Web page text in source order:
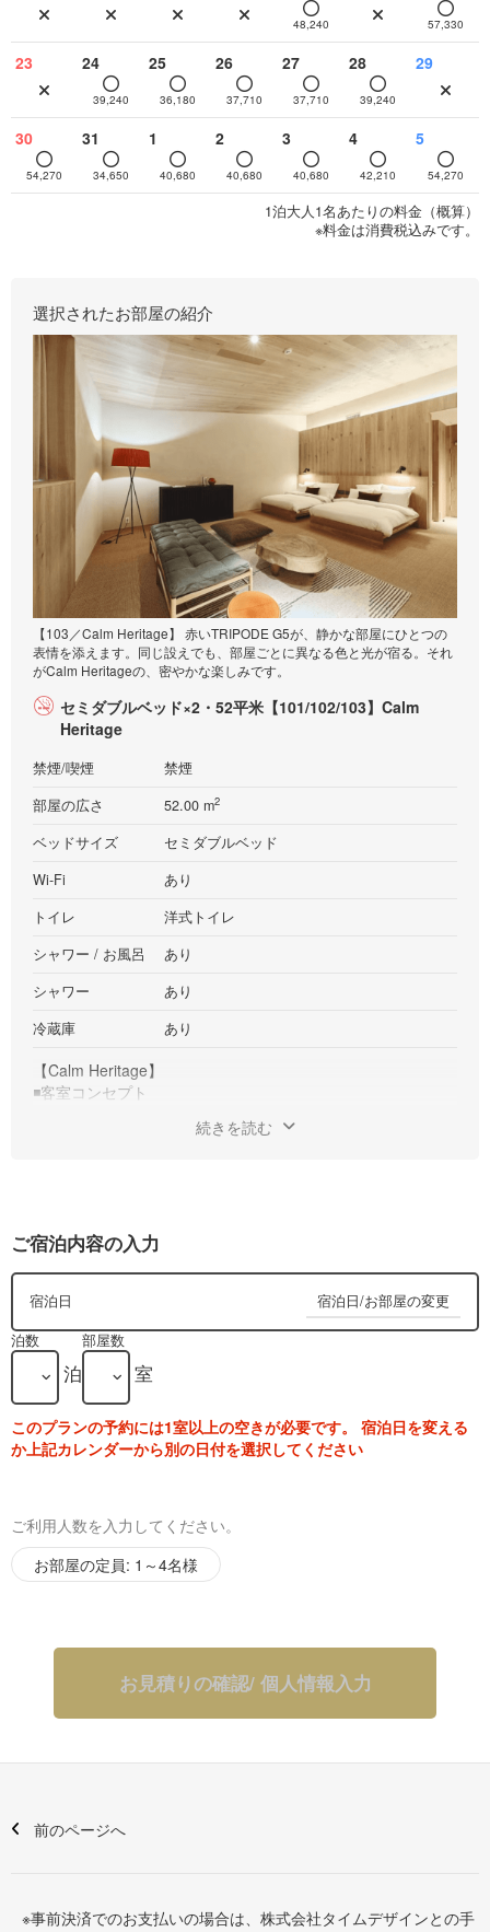
48,240 57,330
23 24
39,240
25
36,180
26
37,710
27
37,710
28
39,240
29
30
54,270
31
34,650
1
40,680
2
40,680
3
40,680
4
42,210
5
54,270
1泊大人1名あたりの料金（概算）
※料金は消費税込みです。
選択されたお部屋の紹介
【103／Calm Heritage】 赤いTRIPODE G5が、静かな部屋にひとつの
表情を添えます。同じ設えでも、部屋ごとに異なる色と光が宿る。それ
がCalm Heritageの、密やかな楽しみです。
セミダブルベッド×2・52平米【101/102/103】Calm
Heritage
禁煙/喫煙
禁煙
部屋の広さ
52.00 m2
ベッドサイズ
セミダブルベッド
Wi-Fi
あり
トイレ
洋式トイレ
シャワー / お風呂
あり
シャワー
あり
冷蔵庫
あり
【Calm Heritage】
◾️客室コンセプト
時代と土地を越えた美意識が、穏やかな居心地を生み出しま
・部屋サイズ：52m2
・浴槽付きバスルーム
・独立洗面台
・洋式トイレ
・テレビ
◾️アメニティ
・シャンプー、コンディショナー、ボディソープ、バスタオ
ル・フェイスタオルx人数分、使い捨てアメニティー
※ご希望のお部屋はご選択いただけません。
続きを読む
ご宿泊内容の入力
宿泊日
宿泊日/お部屋の変更
泊数
泊
部屋数
室
このプランの予約には1室以上の空きが必要です。 宿泊日を変える
か上記カレンダーから別の日付を選択してください
ご利用人数を入力してください。
お部屋の定員: 1～4名様
お見積りの確認/ 個人情報入力
前のページへ
※事前決済でのお支払いの場合は、株式会社タイムデザインとの手